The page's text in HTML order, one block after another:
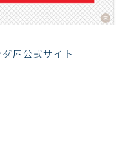
屋公式サイト